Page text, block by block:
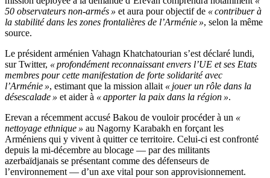
50 observateurs non-armés » et aura pour objectif de « contribuer à
la stabilité dans les zones frontalières de l’Arménie », selon la même
source.
Le président arménien Vahagn Khatchatourian s’est déclaré lundi,
sur Twitter, « profondément reconnaissant envers l’UE et ses Etats
membres pour cette manifestation de forte solidarité avec
l’Arménie », estimant que la mission allait « jouer un rôle dans la
désescalade » et aider à « apporter la paix dans la région ».
Erevan a récemment accusé Bakou de vouloir procéder à un «
nettoyage ethnique » au Nagorny Karabakh en forçant les
Arméniens qui y vivent à quitter ce territoire. Celui-ci est confronté
depuis la mi-décembre au blocage — par des militants
azerbaïdjanais se présentant comme des défenseurs de
l’environnement — d’un axe vital pour son approvisionnement.